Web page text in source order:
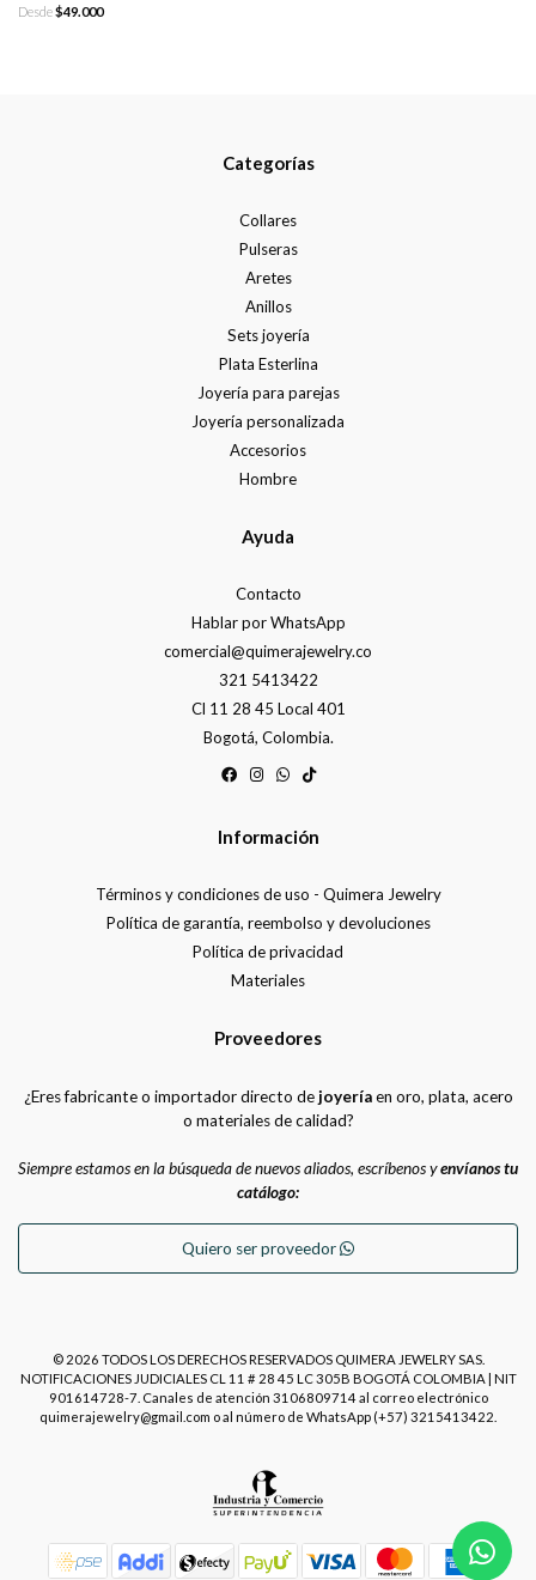
Desde$49.000
Categorías
Collares
Pulseras
Aretes
Anillos
Sets joyería
Plata Esterlina
Joyería para parejas
Joyería personalizada
Accesorios
Hombre
Ayuda
Contacto
Hablar por WhatsApp
comercial@quimerajewelry.co
321 5413422
Cl 11 28 45 Local 401
Bogotá, Colombia.
Información
Términos y condiciones de uso - Quimera Jewelry
Política de garantía, reembolso y devoluciones
Política de privacidad
Materiales
Proveedores
¿Eres fabricante o importador directo dejoyeríaen oro, plata, acero
o materiales de calidad?
Siempre estamos en la búsqueda de nuevos aliados, escríbenos yenvíanos tu
catálogo:
Quiero ser proveedor
© 2026 TODOS LOS DERECHOS RESERVADOS QUIMERA JEWELRY SAS.
NOTIFICACIONES JUDICIALES CL 11 # 28 45 LC 305B BOGOTÁ COLOMBIA | NIT
901614728-7. Canales de atención 3106809714 al correo electrónico
quimerajewelry@gmail.com o al número de WhatsApp (+57) 3215413422.